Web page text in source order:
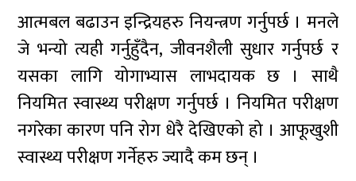
आत्मबल बढाउन इन्द्रियहरु नियन्त्रण गर्नुपर्छ । मनले
जे भन्यो त्यही गर्नुहुँदैन, जीवनशैली सुधार गर्नुपर्छ र
यसका लागि योगाभ्यास लाभदायक छ । साथै
नियमित स्वास्थ्य परीक्षण गर्नुपर्छ । नियमित परीक्षण
नगरेका कारण पनि रोग धेरै देखिएको हो । आफूखुशी
स्वास्थ्य परीक्षण गर्नेहरु ज्यादै कम छन् ।